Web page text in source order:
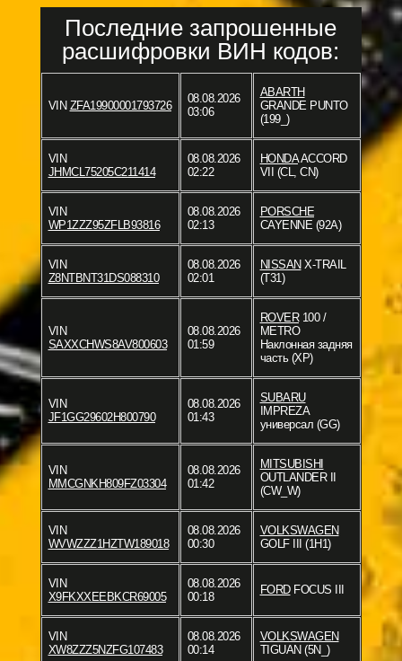
Последние запрошенные
расшифровки ВИН кодов:
VIN ZFA19900001793726
08.08.2026
03:06
ABARTH
GRANDE PUNTO
(199_)
VIN
JHMCL75205C211414
08.08.2026
02:22
HONDAACCORD
VII (CL, CN)
VIN
WP1ZZZ95ZFLB93816
08.08.2026
02:13
PORSCHE
CAYENNE (92A)
VIN
Z8NTBNT31DS088310
08.08.2026
02:01
NISSAN X-TRAIL
(T31)
VIN
SAXXCHWS8AV800603
08.08.2026
01:59
ROVER100 /
METRO
Наклонная задняя
часть (XP)
VIN
JF1GG29602H800790
08.08.2026
01:43
SUBARU
IMPREZA
универсал (GG)
VIN
MMCGNKH809FZ03304
08.08.2026
01:42
MITSUBISHI
OUTLANDER II
(CW_W)
VIN
WVWZZZ1HZTW189018
08.08.2026
00:30
VOLKSWAGEN
GOLF III (1H1)
VIN
X9FKXXEEBKCR69005
08.08.2026
00:18
FORDFOCUS III
VIN
XW8ZZZ5NZFG107483
08.08.2026
00:14
VOLKSWAGEN
TIGUAN (5N_)